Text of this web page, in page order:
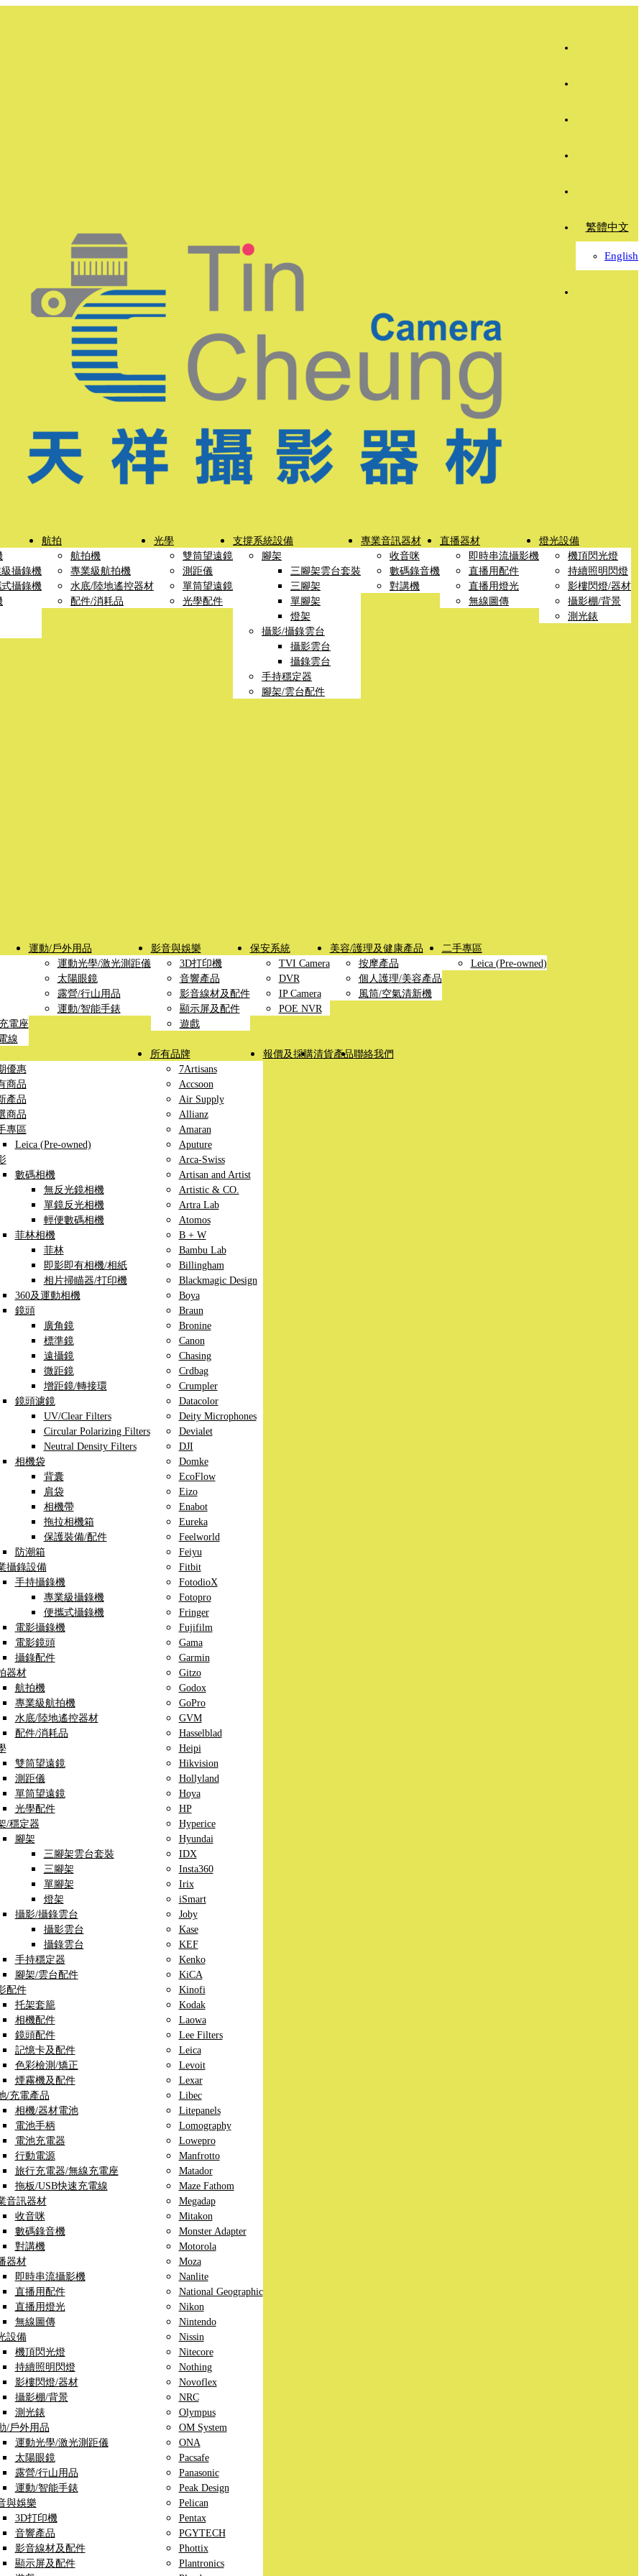
繁體中文
English
攝錄機
攝錄機
航拍
航拍機
專業級航拍機
水底/陸地遙控器材
配件/消耗品
光學
雙筒望遠鏡
測距儀
單筒望遠鏡
光學配件
支撐系統設備
腳架
三腳架雲台套裝
三腳架
單腳架
燈架
攝影/攝錄雲台
攝影雲台
攝錄雲台
手持穩定器
腳架/雲台配件
專業音訊器材
收音咪
數碼錄音機
對講機
直播器材
即時串流攝影機
直播用配件
直播用燈光
無線圖傳
燈光設備
機頂閃光燈
持續照明閃燈
影樓閃燈/器材
攝影棚/背景
測光錶
電座
線
運動/戶外用品
運動光學/激光測距儀
太陽眼鏡
露營/行山用品
運動/智能手錶
影音與娛樂
3D打印機
音響產品
影音線材及配件
顯示屏及配件
遊戲
保安系統
TVI Camera
DVR
IP Camera
POE NVR
美容/護理及健康產品
按摩產品
個人護理/美容產品
風筒/空氣清新機
二手專區
Leica (Pre-owned)
優惠
商品
產品
商品
專區
Leica (Pre-owned)
數碼相機
無反光鏡相機
單鏡反光相機
輕便數碼相機
菲林相機
菲林
即影即有相機/相紙
相片掃瞄器/打印機
360及運動相機
鏡頭
廣角鏡
標準鏡
遠攝鏡
微距鏡
增距鏡/轉接環
鏡頭濾鏡
UV/Clear Filters
Circular Polarizing Filters
Neutral Density Filters
相機袋
背囊
肩袋
相機帶
拖拉相機箱
保護裝備/配件
防潮箱
攝錄設備
手持攝錄機
專業級攝錄機
便攜式攝錄機
電影攝錄機
電影鏡頭
攝錄配件
器材
航拍機
專業級航拍機
水底/陸地遙控器材
配件/消耗品
雙筒望遠鏡
測距儀
單筒望遠鏡
光學配件
/穩定器
腳架
三腳架雲台套裝
三腳架
單腳架
燈架
攝影/攝錄雲台
攝影雲台
攝錄雲台
手持穩定器
腳架/雲台配件
配件
托架套籠
相機配件
鏡頭配件
記憶卡及配件
色彩檢測/矯正
煙霧機及配件
/充電產品
相機/器材電池
電池手柄
電池充電器
行動電源
旅行充電器/無線充電座
拖板/USB快速充電線
音訊器材
收音咪
數碼錄音機
對講機
器材
即時串流攝影機
直播用配件
直播用燈光
無線圖傳
設備
機頂閃光燈
持續照明閃燈
影樓閃燈/器材
攝影棚/背景
測光錶
/戶外用品
運動光學/激光測距儀
太陽眼鏡
露營/行山用品
運動/智能手錶
與娛樂
3D打印機
音響產品
影音線材及配件
顯示屏及配件
所有品牌
7Artisans
Accsoon
Air Supply
Allianz
Amaran
Aputure
Arca-Swiss
Artisan and Artist
Artistic & CO.
Artra Lab
Atomos
B + W
Bambu Lab
Billingham
Blackmagic Design
Boya
Braun
Bronine
Canon
Chasing
Crdbag
Crumpler
Datacolor
Deity Microphones
Devialet
DJI
Domke
EcoFlow
Eizo
Enabot
Eureka
Feelworld
Feiyu
Fitbit
FotodioX
Fotopro
Fringer
Fujifilm
Gama
Garmin
Gitzo
Godox
GoPro
GVM
Hasselblad
Heipi
Hikvision
Hollyland
Hoya
HP
Hyperice
Hyundai
IDX
Insta360
Irix
iSmart
Joby
Kase
KEF
Kenko
KiCA
Kinofi
Kodak
Laowa
Lee Filters
Leica
Levoit
Lexar
Libec
Litepanels
Lomography
Lowepro
Manfrotto
Matador
Maze Fathom
Megadap
Mitakon
Monster Adapter
Motorola
Moza
Nanlite
National Geographic
Nikon
Nintendo
Nissin
Nitecore
Nothing
Novoflex
NRC
Olympus
OM System
ONA
Pacsafe
Panasonic
Peak Design
Pelican
Pentax
PGYTECH
Phottix
Plantronics
報價及採購清貨產品聯絡我們